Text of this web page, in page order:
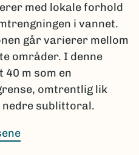
med lokale forhold
i vannet.
går varierer mellom
områder. I denne
m som en
omtrentlig lik
nedre sublittoral.